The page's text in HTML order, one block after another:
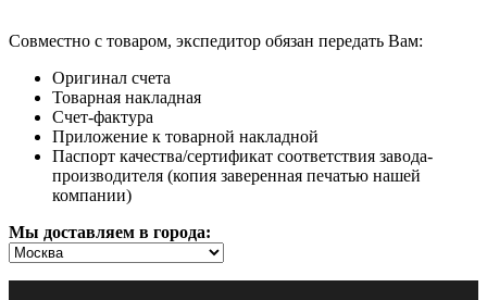
Совместно с товаром, экспедитор обязан передать Вам:
Оригинал счета
Товарная накладная
Счет-фактура
Приложение к товарной накладной
Паспорт качества/сертификат соответствия завода-
производителя (копия заверенная печатью нашей
компании)
Мы доставляем в города: